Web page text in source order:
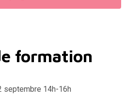
formation
septembre 14h-16h